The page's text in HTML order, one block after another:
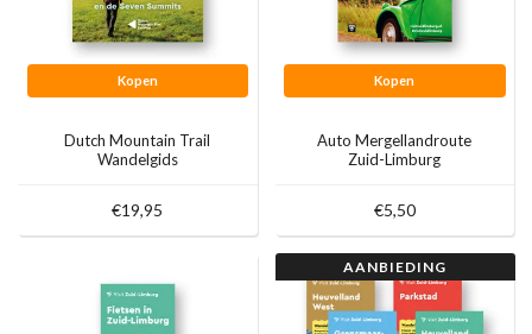
Kopen
Dutch Mountain Trail
Wandelgids
€19,95
Kopen
Auto Mergellandroute
Zuid-Limburg
€5,50
AANBIEDING